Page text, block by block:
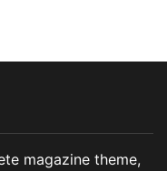
magazine theme,